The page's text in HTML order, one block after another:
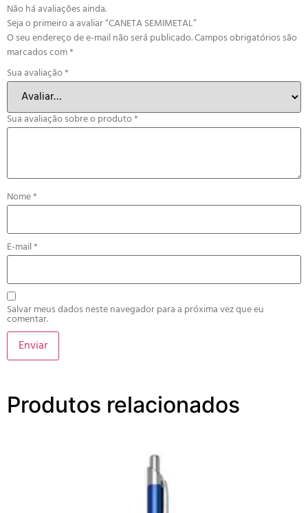
Não há avaliações ainda.
Seja o primeiro a avaliar “CANETA SEMIMETAL”
O seu endereço de e-mail não será publicado.Campos obrigatórios são
marcados com*
Sua avaliação*
Sua avaliação sobre o produto*
Nome*
E-mail*
Salvar meus dados neste navegador para a próxima vez que eu
comentar.
Produtos relacionados